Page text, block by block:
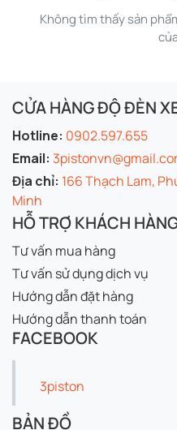
Không tìm thấy sản
CỬA HÀNG ĐỘ ĐÈN
Hotline: 0902.597.655
Email:
Địa chỉ: 166 Thạch Lam,
Minh
HỖ TRỢ KHÁCH
Tư vấn mua hàng
Tư vấn sử dụng dịch vụ
Hướng dẫn đặt hàng
Hướng dẫn thanh toán
FACEBOOK
3piston
BẢN ĐỒ